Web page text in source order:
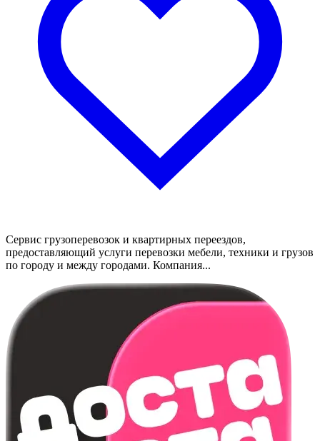
Сервис грузоперевозок и квартирных переездов,
предоставляющий услуги перевозки мебели, техники и грузов
по городу и между городами. Компания...